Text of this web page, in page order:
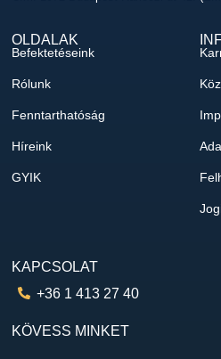
OLDALAK
Befektetéseink
Rólunk
Fenntarthatóság
Híreink
GYIK
KAPCSOLAT
+36 1 413 27 40
KÖVESS MINKET